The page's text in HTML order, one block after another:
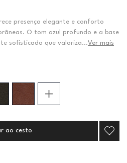
presença elegante e conforto
O tom azul profundo e a base
sofisticado que valoriza...Ver mais
ao cesto